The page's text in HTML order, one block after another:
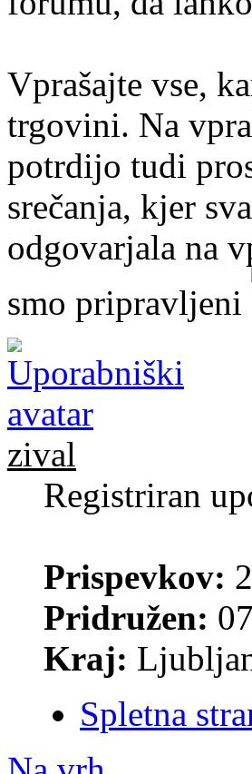
Vprašajte vse,
trgovini. Na
potrdijo tudi
srečanja, kjer
odgovarjala na
smo pripravljeni
zival
Registriran
Prispevkov:
Pridružen:
Kraj:
Spletna